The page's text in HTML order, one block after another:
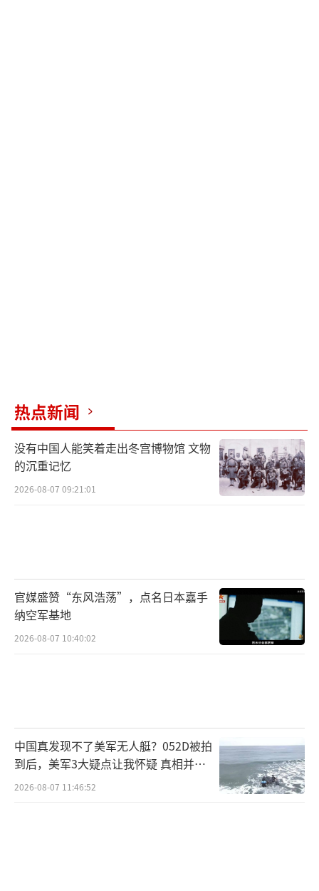
热点新闻
没有中国人能笑着走出冬宫博物馆 文物
的沉重记忆
2026-08-07 09:21:01
官媒盛赞“东风浩荡”，点名日本嘉手
纳空军基地
2026-08-07 10:40:02
中国真发现不了美军无人艇？052D被拍
到后，美军3大疑点让我怀疑 真相并非
如此
2026-08-07 11:46:52